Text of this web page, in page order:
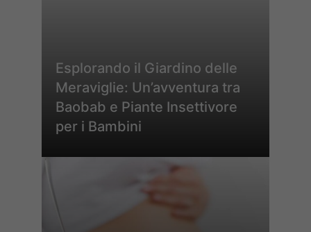
Esplorando il Giardino delle
Meraviglie: Un’avventura tra
Baobab e Piante Insettivore
per i Bambini